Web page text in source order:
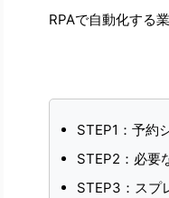
RPAで自動化する
STEP1：予約
STEP2：必要
STEP3：スプ